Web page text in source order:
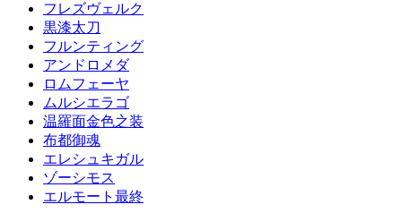
フレズヴェルク
黒漆太刀
フルンティング
アンドロメダ
ロムフェーヤ
ムルシエラゴ
温羅面金色之装
布都御魂
エレシュキガル
ゾーシモス
エルモート最終